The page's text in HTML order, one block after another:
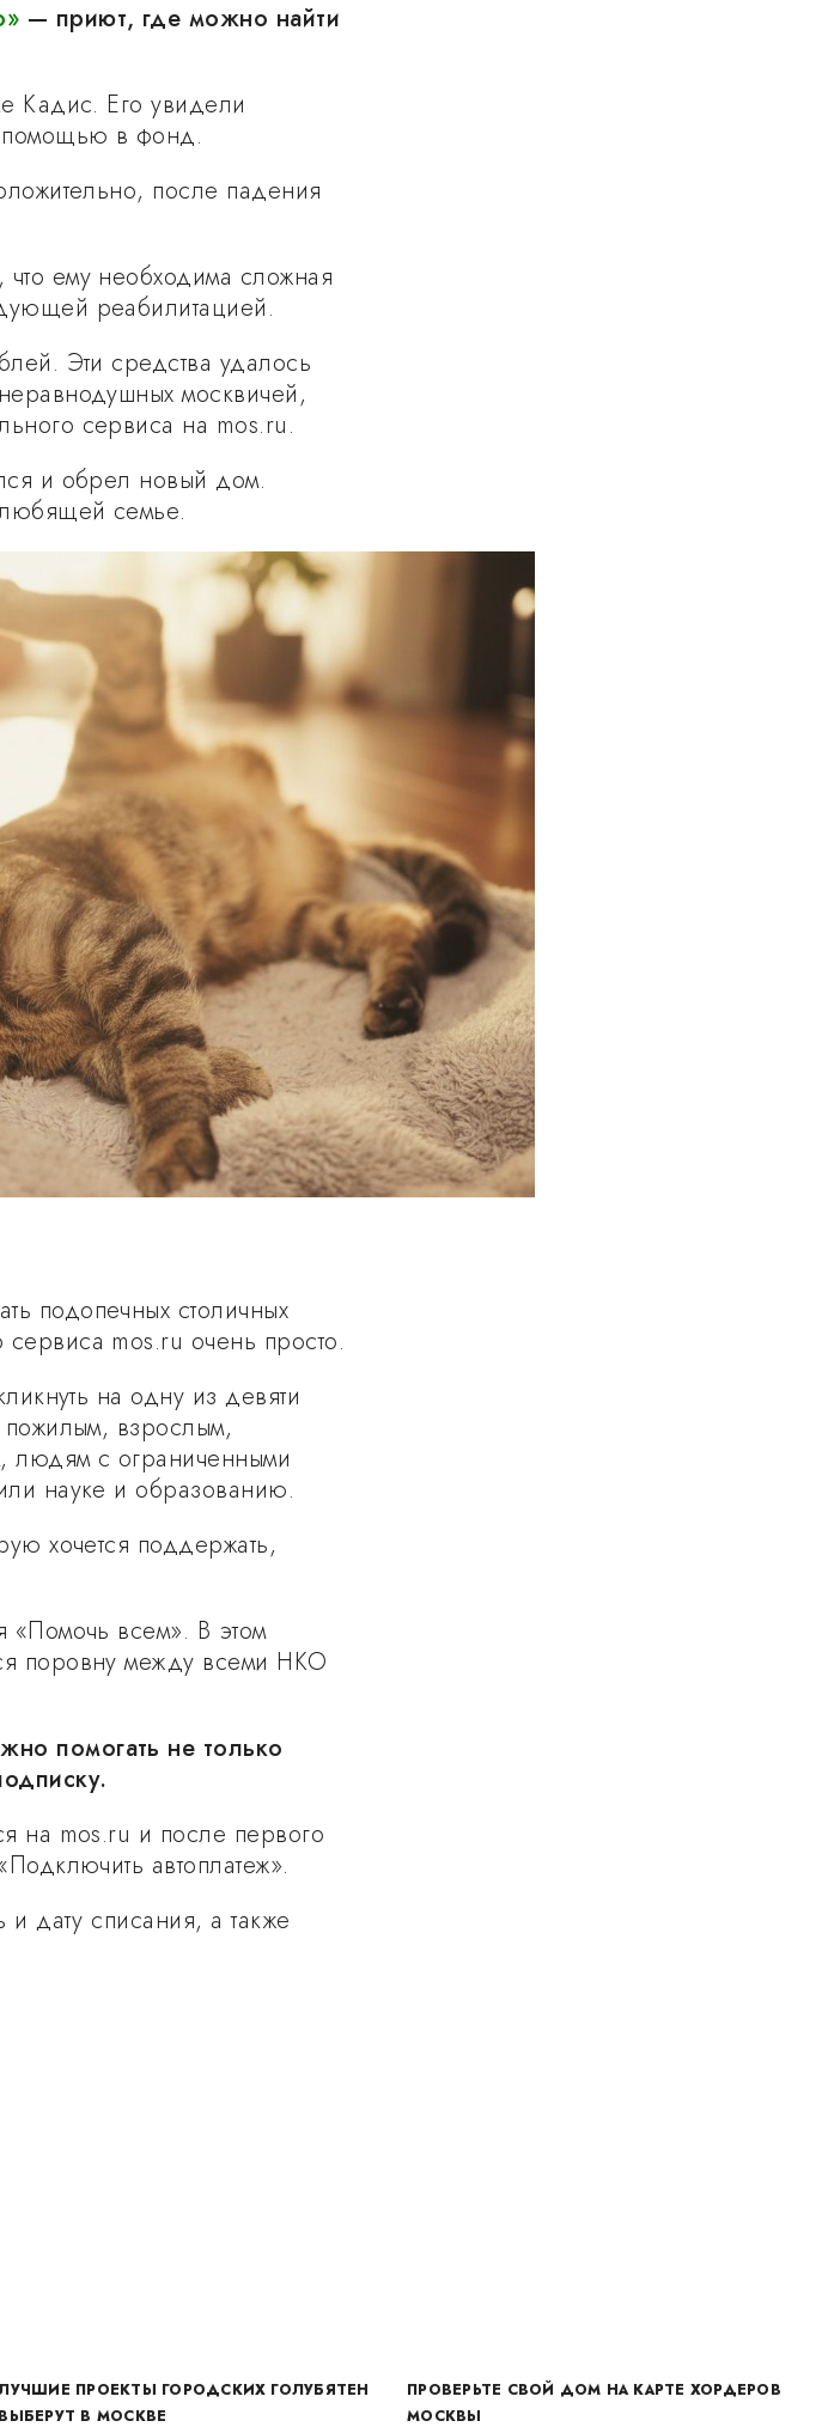
— приют, где можно найти
Кадис. Его увидели
помощью в фонд.
после падения
ему необходима сложная
реабилитацией.
Эти средства удалось
москвичей,
сервиса на mos.ru.
и обрел новый дом.
семье.
подопечных столичных
mos.ru очень просто.
на одну из девяти
взрослым,
людям с ограниченными
науке и образованию.
хочется поддержать,
«Помочь всем». В этом
поровну между всеми НКО
помогать не только
на mos.ru и после первого
автоплатеж».
и дату списания, а также
ПРОЕКТЫ ГОРОДСКИХ ГОЛУБЯТЕН
ВЫБЕРУТ В МОСКВЕ
ПРОВЕРЬТЕ СВОЙ ДОМ НА КАРТЕ ХОРДЕРОВ
МОСКВЫ